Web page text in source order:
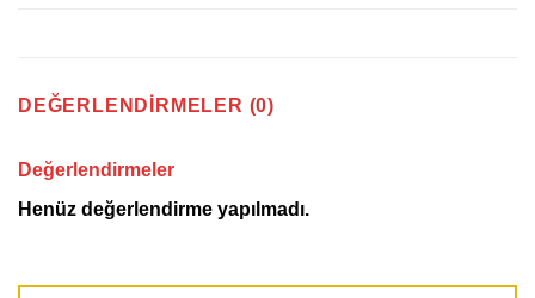
DEĞERLENDIRMELER (0)
Değerlendirmeler
Henüz değerlendirme yapılmadı.